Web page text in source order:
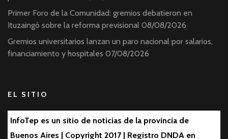
Primer Foro de la Comunidad: gremios debatieron en
Ituzaingó sobre la reforma previsional 08/08/2026
Gremios universitarios lanzan un paro nacional por salarios,
financiamiento y hospitales 07/08/2026
EL SITIO
InfoTep es un sitio de noticias de la provincia de
Buenos Aires | Copyright 2017 | Registro DNDA en